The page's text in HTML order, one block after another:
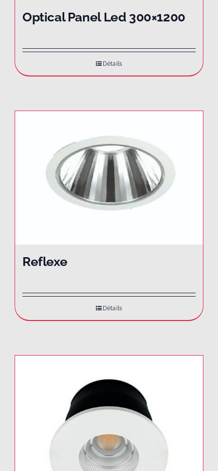
Optical Panel Led 300×1200
Détails
Reflexe
Détails